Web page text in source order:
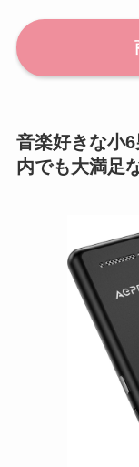
音楽好きな小
内でも大満足